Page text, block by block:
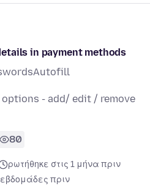
in payment methods
- add/ edit / remove
80
ρωτήθηκε στις 1 μήνα πριν
πριν